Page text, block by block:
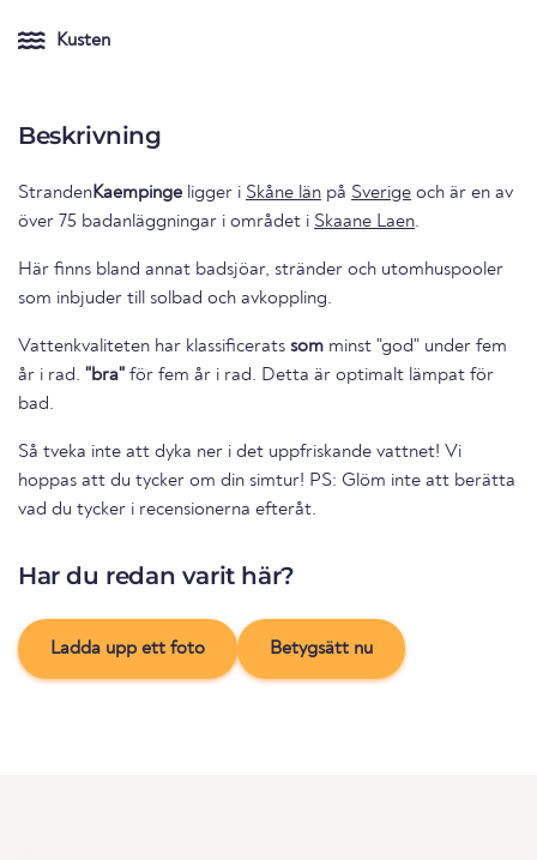
Kusten
Beskrivning
StrandenKaempinge ligger i Skåne län på Sverige och är en av
över 75 badanläggningar i området i Skaane Laen.
Här finns bland annat badsjöar, stränder och utomhuspooler
som inbjuder till solbad och avkoppling.
Vattenkvaliteten har klassificerats som minst "god" under fem
år i rad. "bra" för fem år i rad. Detta är optimalt lämpat för
bad.
Så tveka inte att dyka ner i det uppfriskande vattnet! Vi
hoppas att du tycker om din simtur! PS: Glöm inte att berätta
vad du tycker i recensionerna efteråt.
Har du redan varit här?
Ladda upp ett foto Betygsätt nu